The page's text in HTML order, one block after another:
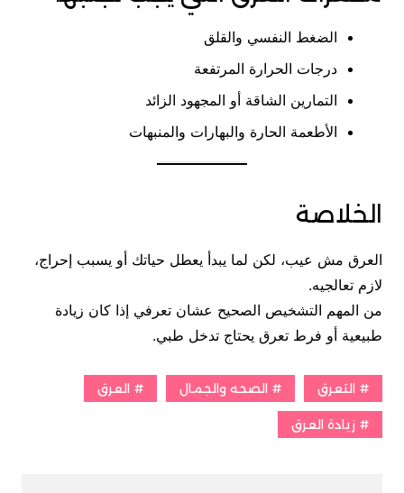
الضغط النفسي والقلق
درجات الحرارة المرتفعة
التمارين الشاقة أو المجهود الزائد
الأطعمة الحارة والبهارات والمنبهات
الخلاصة
العرق مش عيب، لكن لما يبدأ يعطل حياتك أو يسبب إحراج،
لازم تعالجيه.
من المهم التشخيص الصحيح عشان تعرفي إذا كان زيادة
طبيعية أو فرط تعرق يحتاج تدخل طبي.
التعرق الصحه والجمال العرق
زيادة العرق